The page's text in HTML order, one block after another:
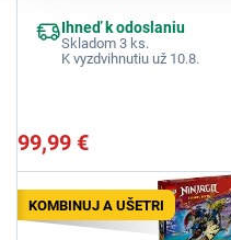
Ihneď k odoslaniu
Skladom 3 ks.
K vyzdvihnutiu už 10.8.
99,99 €
KOMBINUJ A UŠETRI